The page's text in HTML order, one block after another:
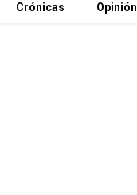
Crónicas Opinión